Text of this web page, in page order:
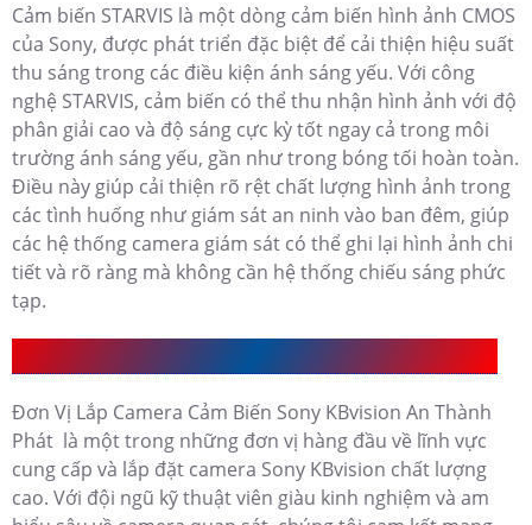
Cảm biến STARVIS là một dòng cảm biến hình ảnh CMOS
của Sony, được phát triển đặc biệt để cải thiện hiệu suất
thu sáng trong các điều kiện ánh sáng yếu. Với công
nghệ STARVIS, cảm biến có thể thu nhận hình ảnh với độ
phân giải cao và độ sáng cực kỳ tốt ngay cả trong môi
trường ánh sáng yếu, gần như trong bóng tối hoàn toàn.
Điều này giúp cải thiện rõ rệt chất lượng hình ảnh trong
các tình huống như giám sát an ninh vào ban đêm, giúp
các hệ thống camera giám sát có thể ghi lại hình ảnh chi
tiết và rõ ràng mà không cần hệ thống chiếu sáng phức
tạp.
Đơn Vị Lắp Camera Cảm Biến Sony KBvision An Thành
Phát là một trong những đơn vị hàng đầu về lĩnh vực
cung cấp và lắp đặt camera Sony KBvision chất lượng
cao. Với đội ngũ kỹ thuật viên giàu kinh nghiệm và am